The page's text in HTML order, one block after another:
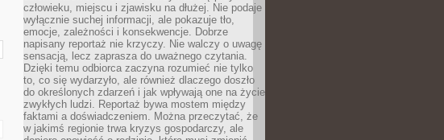
człowieku, miejscu i zjawisku na dłużej. Nie podaje
wyłącznie suchej informacji, ale pokazuje tło,
emocje, zależności i konsekwencje. Dobrze
napisany reportaż nie krzyczy. Nie walczy o uwagę
sensacją, lecz zaprasza do uważnego czytania.
Dzięki temu odbiorca zaczyna rozumieć nie tylko
to, co się wydarzyło, ale również dlaczego doszło
do określonych zdarzeń i jak wpływają one na życie
zwykłych ludzi. Reportaż bywa mostem między
faktami a doświadczeniem. Można przeczytać, że
w jakimś regionie trwa kryzys gospodarczy, ale